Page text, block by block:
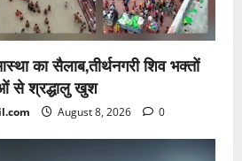
का सैलाब,तीर्थनगरी शिव भक्तों
से श्रद्धालु खुश
August 8, 2026 0